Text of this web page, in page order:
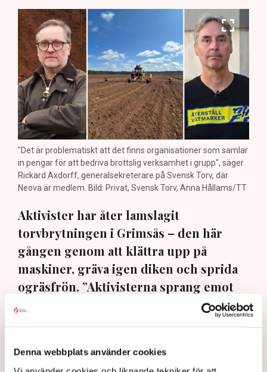
Denna webbplats använder cookies
"Det är problematiskt att det finns organisationer som samlar
in pengar för att bedriva brottslig verksamhet i grupp", säger
Rickard Axdorff, generalsekreterare på Svensk Torv, där
Neova är medlem. Bild: Privat, Svensk Torv, Anna Hållams/TT
Aktivister har åter lamslagit
torvbrytningen i Grimsås – den här
gången genom att klättra upp på
maskiner, gräva igen diken och sprida
ogräsfrön. ”Aktivisterna sprang emot
tillståndsansvarig på Neova, till TN. Nu
uppemot 100 miljoner kronor.